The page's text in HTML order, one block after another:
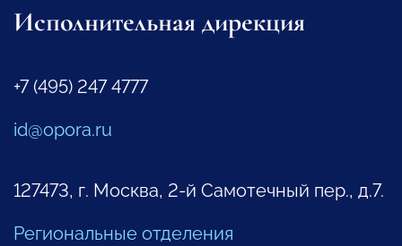
Исполнительная дирекция
+7 (495) 247 4777
id@opora.ru
127473, г. Москва, 2-й Самотечный пер., д.7.
Региональные отделения